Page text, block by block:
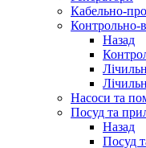
Кабельно-
Контрольно-
Назад
Насоси та
Посуд та
Назад
Посуд